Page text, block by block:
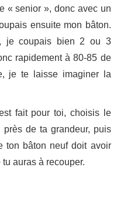
« senior », donc avec un
ensuite mon bâton.
je coupais bien 2 ou 3
rapidement à 80-85 de
je te laisse imaginer la
fait pour toi, choisis le
de ta grandeur, puis
ton bâton neuf doit avoir
auras à recouper.